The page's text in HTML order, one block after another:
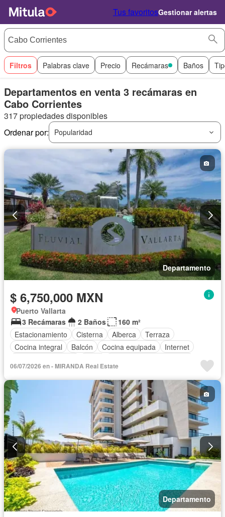
Tus favoritosGestionar alertas
Filtros Palabras clave Precio Recámaras Baños
Departamentos en venta 3 recámaras en
Cabo Corrientes
317 propiedades disponibles
Ordenar por:
Popularidad
Departamento
$ 6,750,000 MXN
Puerto Vallarta
3 Recámaras
2 Baños
160 m²
Estacionamiento
Cisterna Alberca
Terraza
Cocina integral
Balcón Cocina equipada
Internet
06/07/2026 en - MIRANDA Real Estate
Departamento